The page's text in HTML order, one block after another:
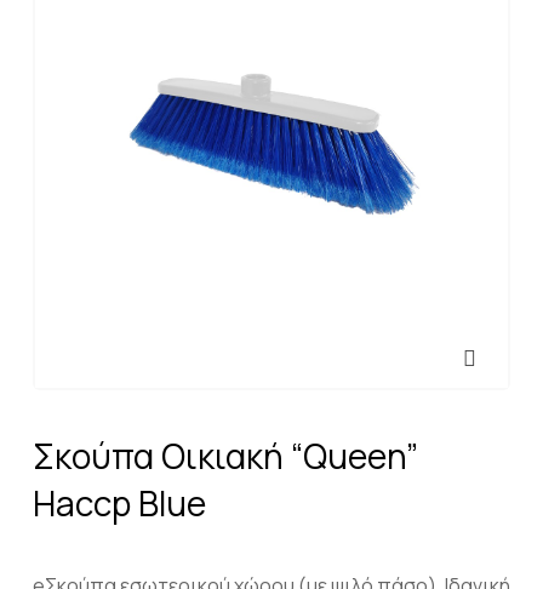
Σκούπα Οικιακή “Queen”
Haccp Blue